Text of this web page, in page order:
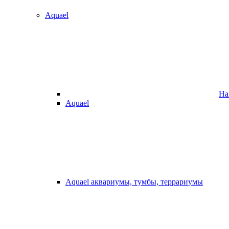
Aquael
Aquael
Aquael аквариумы, тумбы, террариумы